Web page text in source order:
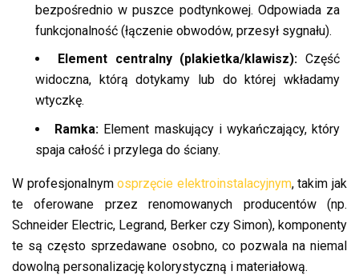
bezpośrednio w puszce podtynkowej. Odpowiada za
funkcjonalność (łączenie obwodów, przesył sygnału).
Element centralny (plakietka/klawisz): Część
widoczna, którą dotykamy lub do której wkładamy
wtyczkę.
Ramka: Element maskujący i wykańczający, który
spaja całość i przylega do ściany.
W profesjonalnymosprzęcie elektroinstalacyjnym, takim jak
te oferowane przez renomowanych producentów (np.
Schneider Electric, Legrand, Berker czy Simon), komponenty
te są często sprzedawane osobno, co pozwala na niemal
dowolną personalizację kolorystyczną i materiałową.